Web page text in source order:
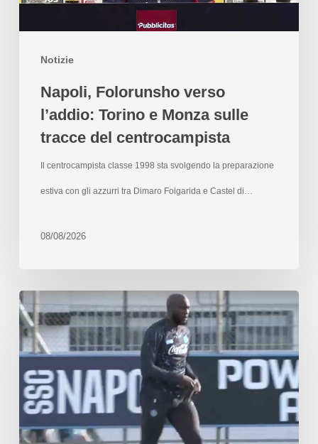
Notizie
Napoli, Folorunsho verso
l’addio: Torino e Monza sulle
tracce del centrocampista
Il centrocampista classe 1998 sta svolgendo la preparazione
estiva con gli azzurri tra Dimaro Folgarida e Castel di…
08/08/2026